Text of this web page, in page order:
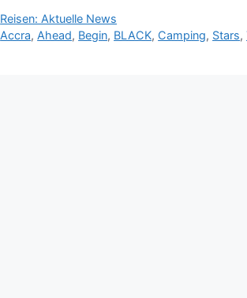
Kategorien
Reisen: Aktuelle News
Schlagwörter
Accra, Ahead, Begin, BLACK, Camping, Stars,